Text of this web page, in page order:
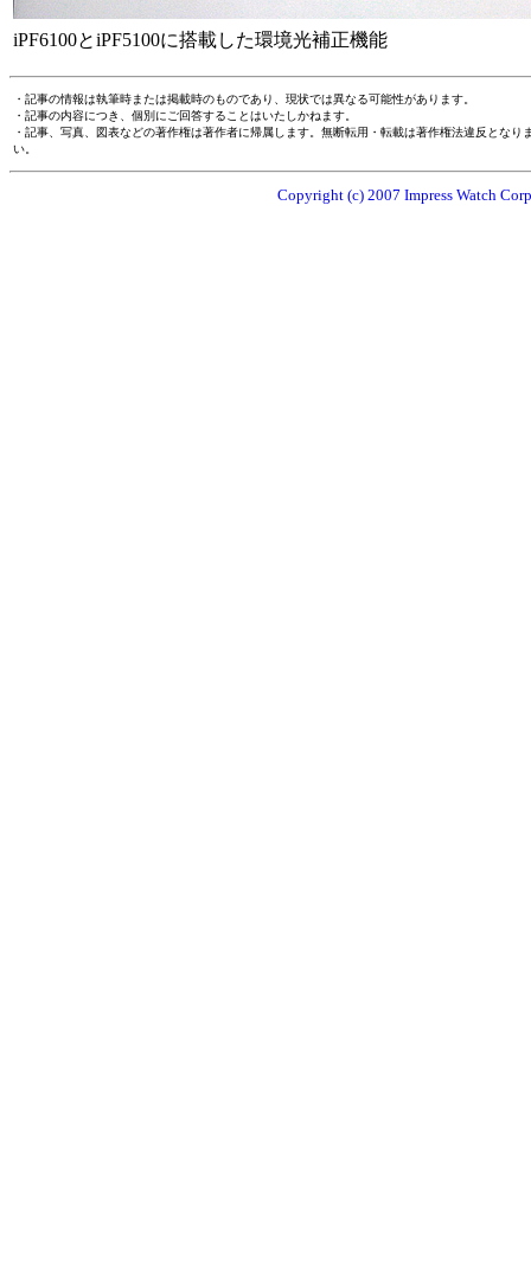
iPF6100とiPF5100に搭載した環境光補正機能
・記事の情報は執筆時または掲載時のものであり、現状では異なる可能性があります。
・記事の内容につき、個別にご回答することはいたしかねます。
・記事、写真、図表などの著作権は著作者に帰属します。無断転用・転載は著作権法違反とな
い。
Copyright (c) 2007 Impress Watch